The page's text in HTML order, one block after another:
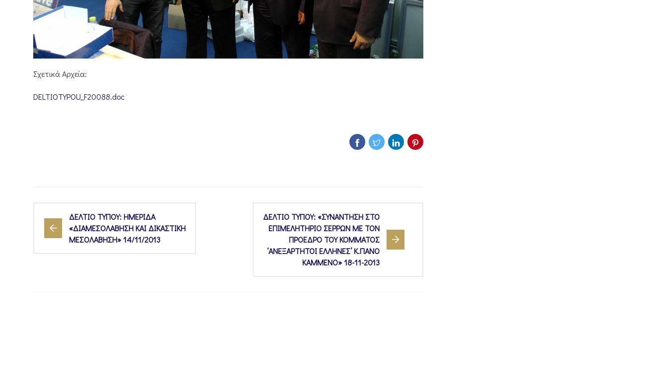
Σχετικά Αρχεία:
DELTIOTYPOU_F20088.doc
ΔΕΛΤΙΟ ΤΥΠΟΥ: ΗΜΕΡΙΔΑ
«ΔΙΑΜΕΣΟΛΑΒΗΣΗ ΚΑΙ ΔΙΚΑΣΤΙΚΗ
ΜΕΣΟΛΑΒΗΣΗ» 14/11/2013
ΔΕΛΤΙΟ ΤΥΠΟΥ: «ΣΥΝΑΝΤΗΣΗ ΣΤΟ
ΕΠΙΜΕΛΗΤΗΡΙΟ ΣΕΡΡΩΝ ΜΕ ΤΟΝ
ΠΡΟΕΔΡΟ ΤΟΥ ΚΟΜΜΑΤΟΣ
‘ΑΝΕΞΑΡΤΗΤΟΙ ΕΛΛΗΝΕΣ’ Κ.ΠΑΝΟ
ΚΑΜΜΕΝΟ» 18-11-2013